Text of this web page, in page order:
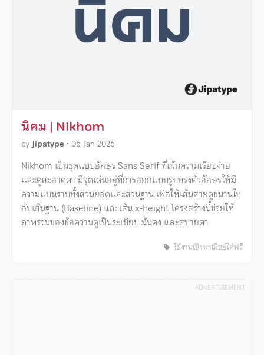
นิคม | Nikhom
byJipatype • 06 Jan 2026
Nikhom เป็นชุดแบบอักษร Sans Serif ที่เน้นความเรียบง่าย
และดูสะอาดตา มีจุดเด่นอยู่ที่การออกแบบรูปทรงตัวอักษรให้มี
ความแบนราบทั้งส่วนยอดและส่วนฐาน เพื่อให้เส้นสายดูขนานไป
กับเส้นฐาน (Baseline) และเส้น x-height โครงสร้างนี้ช่วยให้
ภาพรวมของข้อความดูเป็นระเบียบ มั่นคง และสบายตา
ใช้งานเชิงพาณิชย์ได้ฟรี